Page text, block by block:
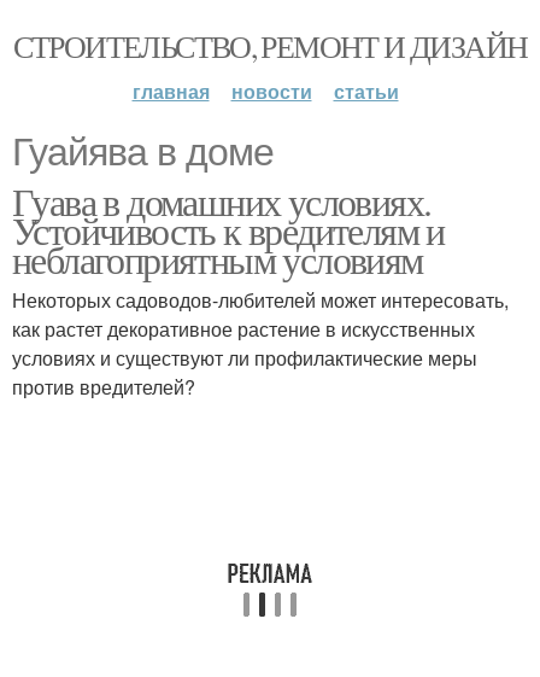
СТРОИТЕЛЬСТВО, РЕМОНТ И ДИЗАЙН
главная новости статьи
Гуайява в доме
Гуава в домашних условиях.
Устойчивость к вредителям и
неблагоприятным условиям
Некоторых садоводов-любителей может интересовать,
как растет декоративное растение в искусственных
условиях и существуют ли профилактические меры
против вредителей?